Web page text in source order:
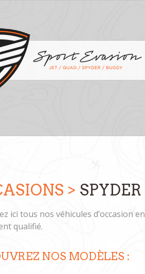
> SPYDER
ici tous nos véhicules d’occasion
qualifié.
NOS MODÈLES :